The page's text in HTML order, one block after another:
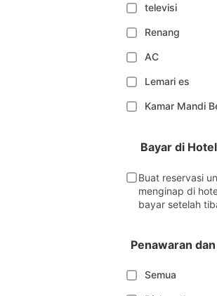
televisi
Renang
AC
Lemari es
Kamar Mandi
Bayar di Hotel
Buat reservasi
menginap di
bayar setelah
Penawaran
Semua